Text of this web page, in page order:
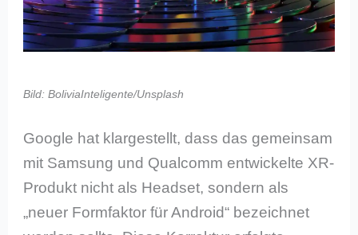
Bild: BoliviaInteligente/Unsplash
Google hat klargestellt, dass das gemeinsam
mit Samsung und Qualcomm entwickelte XR-
Produkt nicht als Headset, sondern als
„neuer Formfaktor für Android“ bezeichnet